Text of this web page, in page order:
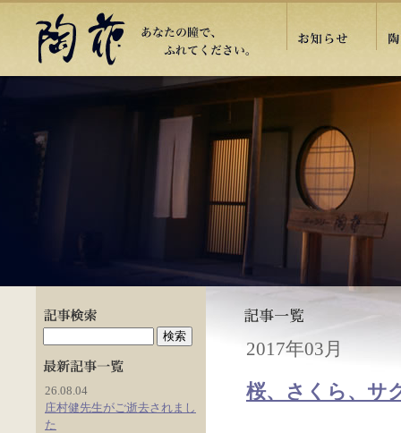
2017年03月
桜、さくら、サ
26.08.04
庄村健先生がご逝去されまし
た